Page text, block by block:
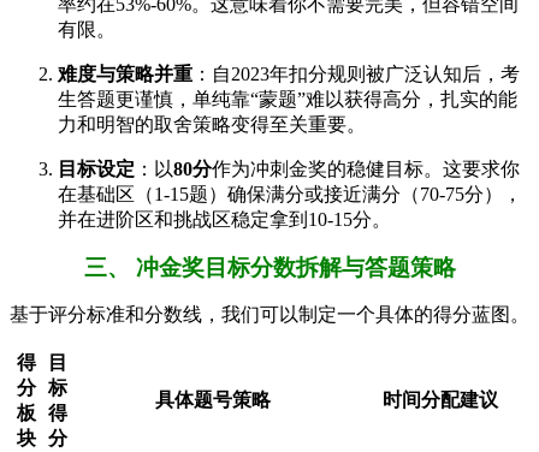
有限。
难度与策略并重 ：自2023年扣分规则被广泛认知后，考
生答题更谨慎，单纯靠“蒙题”难以获得高分，扎实的能
力和明智的取舍策略变得至关重要。
目标设定 ：以80分作为冲刺金奖的稳健目标。这要求你
在基础区（1-15题）确保满分或接近满分（70-75分），
并在进阶区和挑战区稳定拿到10-15分。
三、 冲金奖目标分数拆解与答题策略
基于评分标准和分数线，我们可以制定一个具体的得分蓝图。
得
分
板
块
目
标
得
分
具体题号策略 时间分配建议